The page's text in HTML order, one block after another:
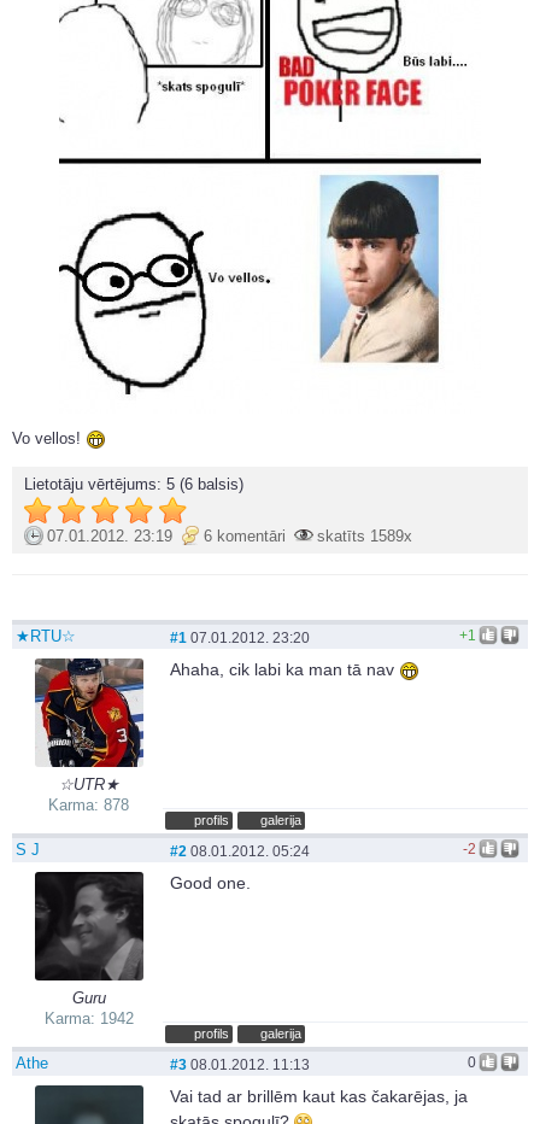
Vo vellos!
Lietotāju vērtējums: 5 (6 balsis)
07.01.2012. 23:19 6 komentāri skatīts 1589x
★RTU☆
☆UTR★
Karma: 878
+1
#1 07.01.2012. 23:20
Ahaha, cik labi ka man tā nav
profils galerija
S J
Guru
Karma: 1942
-2
#2 08.01.2012. 05:24
Good one.
profils galerija
Athe 0
#3 08.01.2012. 11:13
Vai tad ar brillēm kaut kas čakarējas, ja